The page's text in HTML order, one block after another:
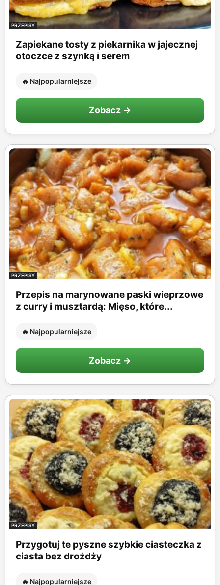
PRZEPISY
Zapiekane tosty z piekarnika w jajecznej
otoczce z szynką i serem
🔥 Najpopularniejsze
Zobacz →
PRZEPISY
Przepis na marynowane paski wieprzowe
z curry i musztardą: Mięso, które...
🔥 Najpopularniejsze
Zobacz →
PRZEPISY
Przygotuj te pyszne szybkie ciasteczka z
ciasta bez drożdży
🔥 Najpopularniejsze